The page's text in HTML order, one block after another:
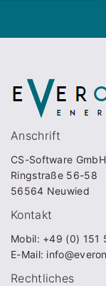
Anschrift
CS-Software GmbH
Ringstraße 56-58
56564 Neuwied
Kontakt
Mobil: +49 (0) 151
E-Mail:
Rechtliches